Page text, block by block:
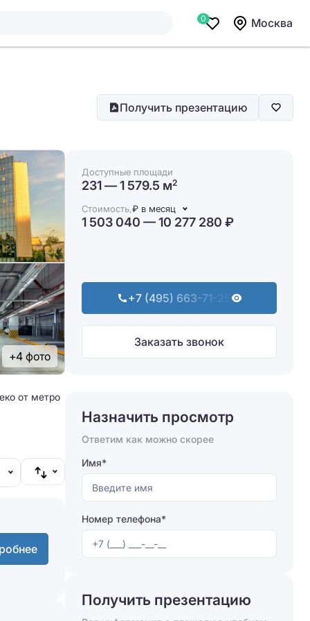
0 Москва
Получить презентацию
+4 фото
Доступные площади
231 — 1 579.5 м2
Стоимость,₽ в месяц
1 503 040 — 10 277 280 ₽
+7 (495) 663-71-25
Заказать звонок
от метро
Назначить просмотр
Ответим как можно скорее
Имя*
Номер телефона*
Получить презентацию